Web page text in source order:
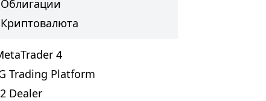
Облигации
Криптовалюта
4
Trading Platform
Dealer